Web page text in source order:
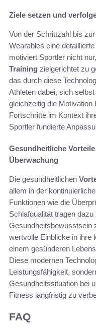
Ziele setzen und
Von der Schrittzahl bis
Wearables eine
motiviert Sportler nicht
Training zielgerichtet zu
das durch diese
Athleten dabei, sich
gleichzeitig die Motivation
Fortschritte im Kontext
Sportler fundierte
Gesundheitliche
Überwachung
Die gesundheitlichen
allem in der
Funktionen wie die
Schlafqualität tragen
Gesundheitsbewusstsein
wertvolle Einblicke in ihre
einem gesünderen
Diese modernen
Leistungsfähigkeit,
Gesundheitssituation bei
Fitness langfristig zu
FAQ